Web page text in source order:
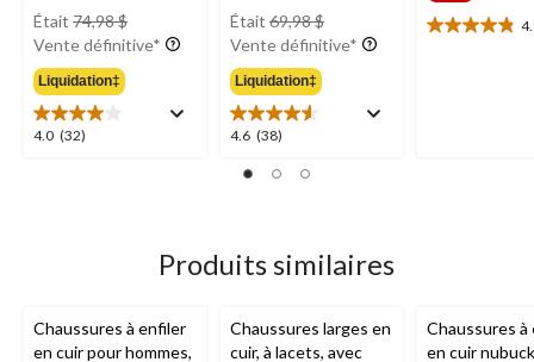
Était 74,98 $
était
Vente définitive*
Liquidation‡
4.0 (32)
4.0
Était 69,98 $
était
Vente définitive*
Liquidation‡
4.6 (38)
4.6
sur
évaluations
4.9
Produits similaires
Chaussures à enfiler
en cuir pour hommes,
Chaussures larges en
cuir, à lacets, avec
Chaussures à
en cuir